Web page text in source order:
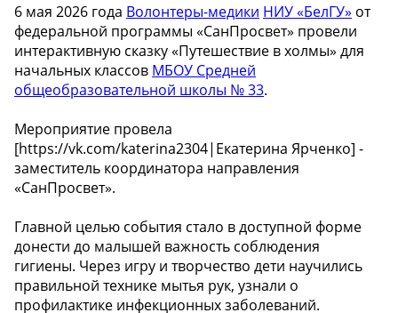
6 мая 2026 года Волонтеры-медики НИУ «БелГУ» от
федеральной программы «СанПросвет» провели
интерактивную сказку «Путешествие в холмы» для
начальных классов МБОУ Средней
общеобразовательной школы № 33.
Мероприятие провела
[https://vk.com/katerina2304|Екатерина Ярченко] -
заместитель координатора направления
«СанПросвет».
Главной целью события стало в доступной форме
донести до малышей важность соблюдения
гигиены. Через игру и творчество дети научились
правильной технике мытья рук, узнали о
профилактике инфекционных заболеваний.